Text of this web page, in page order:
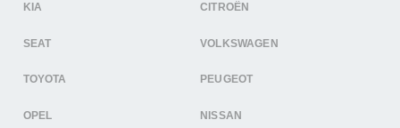
KIA CITROËN
SEAT VOLKSWAGEN
TOYOTA PEUGEOT
OPEL NISSAN